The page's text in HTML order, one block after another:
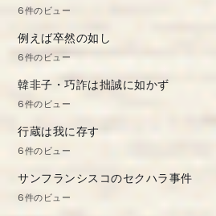
6件のビュー
例えば卒然の如し
6件のビュー
韓非子・巧詐は拙誠に如かず
6件のビュー
行蔵は我に存す
6件のビュー
サンフランシスコのセクハラ事件
6件のビュー